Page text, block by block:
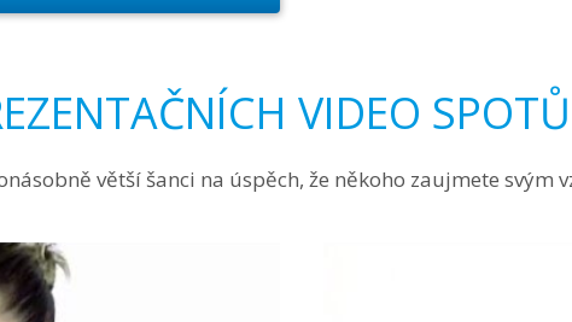
VIDEO SPOTŮ
větší šanci na úspěch, že někoho zaujmete svým